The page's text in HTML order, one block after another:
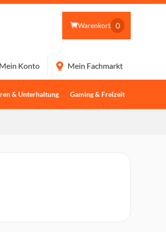
Warenkorb 0
& Unterhaltung Gaming & Freizeit
Mein Konto Mein Fachmarkt